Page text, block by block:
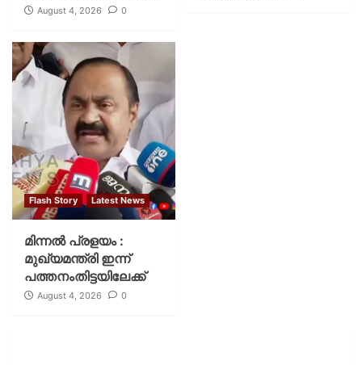
August 4, 2026 0
Flash Story Latest News
മിന്നല്‍ പ്രളയം :
മുഖ്യമന്ത്രി ഇന്ന്
പത്തനംതിട്ടയിലേക്ക്
August 4, 2026 0